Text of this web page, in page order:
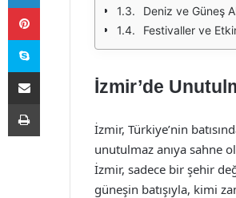
Deniz ve Güneş
Festivaller ve
İzmir’de
İzmir, Türkiye’nin
unutulmaz anıya sahne
İzmir, sadece bir şehir
güneşin batışıyla, kimi
Pinterest
Skype
E-Posta ile paylaş